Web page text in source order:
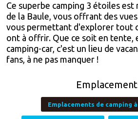
Ce superbe camping 3 étoiles est
de la Baule, vous offrant des
vous permettant d'explorer tout
ont à offrir. Que ce soit en tente,
camping-car, c'est un lieu de
fans, à ne pas manquer !
Emplacements de camping